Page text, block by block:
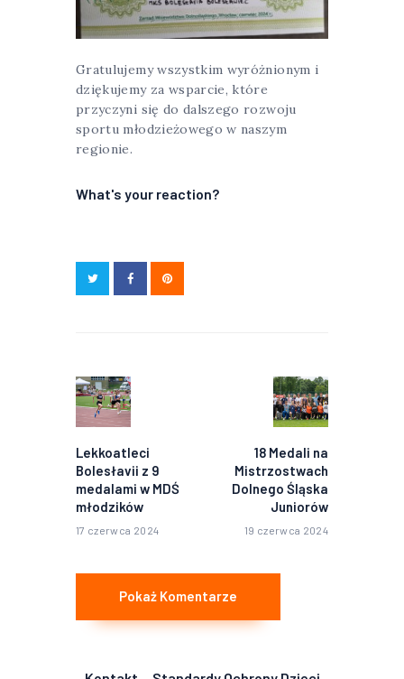
Gratulujemy wszystkim wyróżnionym i
dziękujemy za wsparcie, które
przyczyni się do dalszego rozwoju
sportu młodzieżowego w naszym
regionie.
What's your reaction?
Poprzedni
wpis:
Lekkoatleci
Bolesłavii z 9
medalami w MDŚ
młodzików
17 czerwca 2024
18 Medali na
Mistrzostwach
Dolnego Śląska
Juniorów
19 czerwca 2024
Pokaż Komentarze